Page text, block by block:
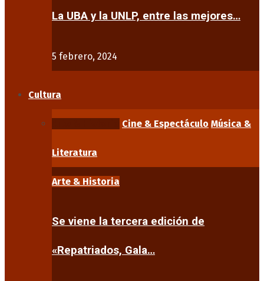
La UBA y la UNLP, entre las mejores…
5 febrero, 2024
Cultura
Cine & Espectáculo Música &
Literatura
Arte & Historia
Se viene la tercera edición de
«Repatriados, Gala…